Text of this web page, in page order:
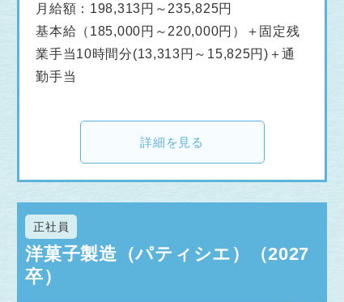
月給額：198,313円～235,825円
基本給（185,000円～220,000円）＋固定残
業手当10時間分(13,313円～15,825円)＋通
勤手当
詳細を見る
正社員
洋菓子製造（パティシエ）（2027
卒）